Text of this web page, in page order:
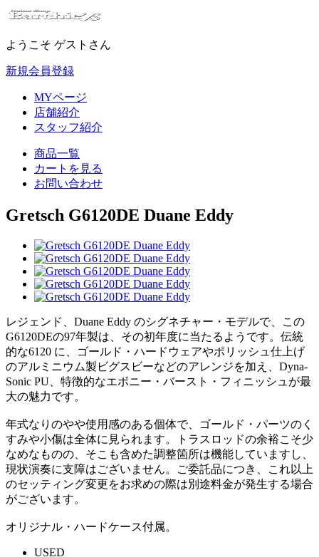
ようこそ ゲストさん
新規会員登録
MYページ
店舗紹介
スタッフ紹介
商品一覧
カートを見る
お問い合わせ
Gretsch G6120DE Duane Eddy
レジェンド、Duane Eddy のシグネチャー・モデルで、この
G6120DEの97年製は、その初年度に当たるようです。伝統
的な6120 に、ゴールド・ハードウェアやポリッシュ仕上げ
のアルミニウム製ビグスビーなどのアレンジを加え、Dyna-
Sonic PU、特徴的なエボニー・バースト・フィニッシュが最
大の魅力です。
年式なりのやや使用感のある個体で、ゴールド・パーツのく
すみや小傷は全体に見られます。トラスロッドの余裕こそ少
なめなものの、そこも含めた調整箇所は機能していますし、
現状演奏に支障はございません。ご委託品につき、これ以上
のセッティング変更をお求めの際は別途料金が発生する場合
がございます。
オリジナル・ハードケース付属。
USED